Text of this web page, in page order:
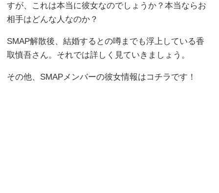
すが、これは本当に彼女なのでしょうか？本当ならお
相手はどんな人なのか？
SMAP解散後、結婚するとの噂までも浮上している香
取慎吾さん。それでは詳しく見ていきましょう。
その他、SMAPメンバーの彼女情報はコチラです！